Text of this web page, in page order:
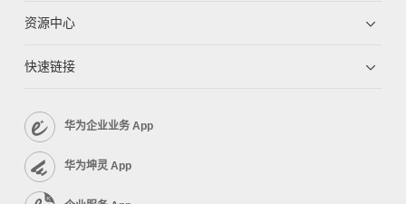
资源中心
快速链接
华为企业业务 App
华为坤灵 App